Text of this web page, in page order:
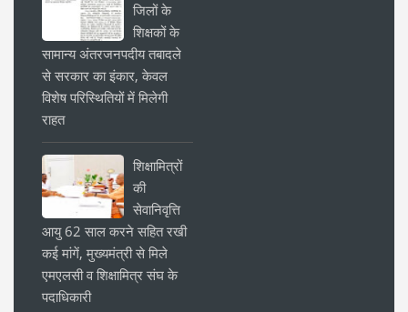
जिलों के
शिक्षकों के
सामान्य अंतरजनपदीय तबादले
से सरकार का इंकार, केवल
विशेष परिस्थितियों में मिलेगी
राहत
शिक्षामित्रों
की
सेवानिवृत्ति
आयु 62 साल करने सहित रखी
कई मांगें, मुख्यमंत्री से मिले
एमएलसी व शिक्षामित्र संघ के
पदाधिकारी